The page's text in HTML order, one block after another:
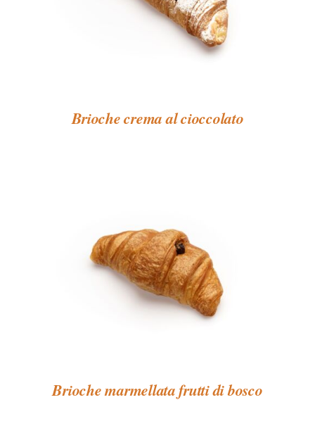
Brioche crema al cioccolato
Brioche marmellata frutti di bosco